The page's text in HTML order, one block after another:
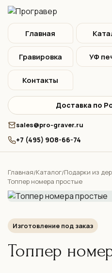
Главная
Гравировка УФ
Контакты
Доставка по
sales@pro-graver.ru
+7 (495) 908-66-74
Главная/Каталог/Подарки из
Топпер номера простые
Изготовление под заказ
Топпер